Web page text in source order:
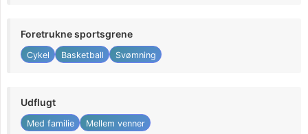
Foretrukne sportsgrene
Cykel Basketball Svømning
Udflugt
Med familie Mellem venner